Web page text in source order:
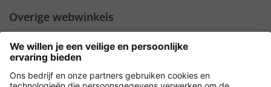
Overige webwinkels
Nederland
Payment and Delivery